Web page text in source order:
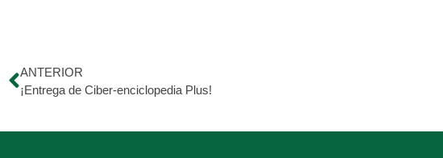
ANTERIOR
¡Entrega de Ciber-enciclopedia Plus!